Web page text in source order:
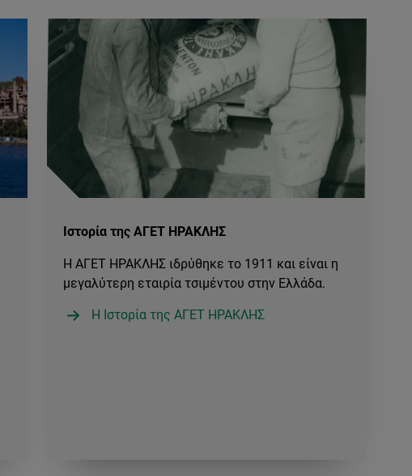
Ιστορία της ΑΓΕΤ ΗΡΑΚΛΗΣ
Η ΑΓEΤ ΗΡΑΚΛΗΣ ιδρύθηκε το 1911 και είναι η
μεγαλύτερη εταιρία τσιμέντου στην Ελλάδα.
Η Ιστορία της ΑΓΕΤ ΗΡΑΚΛΗΣ